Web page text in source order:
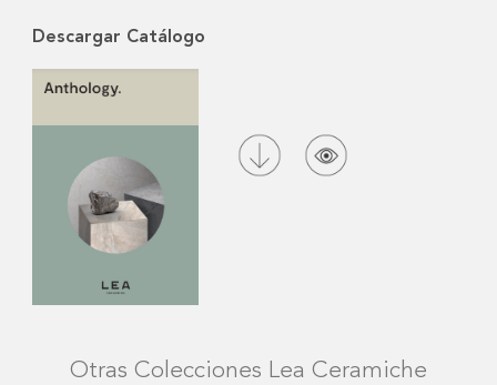
Descargar Catálogo
Otras Colecciones Lea Ceramiche